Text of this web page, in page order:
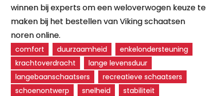
winnen bij experts om een weloverwogen keuze te
maken bij het bestellen van Viking schaatsen
noren online.
comfort duurzaamheid
enkelondersteuning
krachtoverdracht
lange levensduur
langebaanschaatsers
recreatieve schaatsers
schoenontwerp
snelheid
stabiliteit